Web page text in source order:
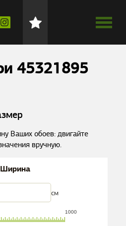
45321895
Ваших обоев: двигайте
вручную.
Ширина
см
1000